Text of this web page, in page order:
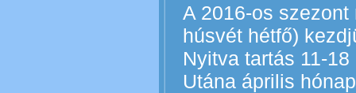
A 2016-os
húsvét hétfő)
Nyitva tartás 11-18
Utána április